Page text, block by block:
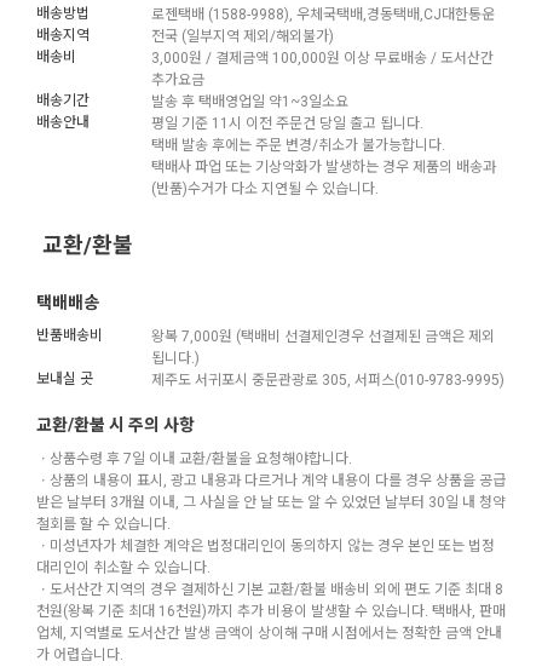
배송방법
로젠택배 (1588-9988), 우체국택배,경동택배,CJ대한통운
배송지역
전국 (일부지역 제외/해외불가)
배송비
3,000원 / 결제금액 100,000원 이상 무료배송 / 도서산간
추가요금
배송기간
발송 후 택배영업일 약1~3일소요
배송안내
평일 기준 11시 이전 주문건 당일 출고 됩니다.
택배 발송 후에는 주문 변경/취소가 불가능합니다.
택배사 파업 또는 기상악화가 발생하는 경우 제품의 배송과
(반품)수거가 다소 지연될 수 있습니다.
교환/환불
택배배송
반품배송비
왕복 7,000원 (택배비 선결제인경우 선결제된 금액은 제외
됩니다.)
보내실 곳
제주도 서귀포시 중문관광로 305, 서퍼스(010-9783-9995)
교환/환불 시 주의 사항
ㆍ상품수령 후 7일 이내 교환/환불을 요청해야합니다.
ㆍ상품의 내용이 표시, 광고 내용과 다르거나 계약 내용이 다를 경우 상품을 공급
받은 날부터 3개월 이내, 그 사실을 안 날 또는 알 수 있었던 날부터 30일 내 청약
철회를 할 수 있습니다.
ㆍ미성년자가 체결한 계약은 법정대리인이 동의하지 않는 경우 본인 또는 법정
대리인이 취소할 수 있습니다.
ㆍ도서산간 지역의 경우 결제하신 기본 교환/환불 배송비 외에 편도 기준 최대 8
천원(왕복 기준 최대 16천원)까지 추가 비용이 발생할 수 있습니다. 택배사, 판매
업체, 지역별로 도서산간 발생 금액이 상이해 구매 시점에서는 정확한 금액 안내
가 어렵습니다.